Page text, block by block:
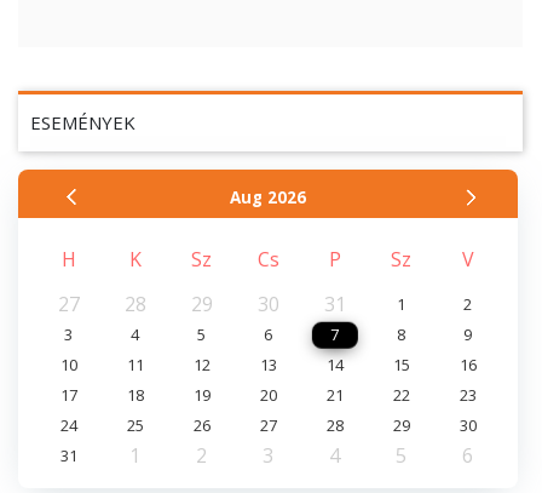
ESEMÉNYEK
Aug 2026
H K Sz Cs P Sz
V
27
28 29 30 31 1
2
3
4 5 6 7 8
9
10
11 12 13 14 15
16
17
18 19 20 21 22
23
24
25 26 27 28 29
30
31
1 2 3 4 5 6